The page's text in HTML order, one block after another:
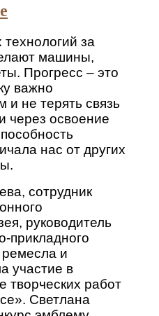
за
машины,
Прогресс – это
важно
и не терять связь
через освоение
нас от других
сотрудник
руководитель
прикладного
ремесла и
участие в
творческих работ
Светлана